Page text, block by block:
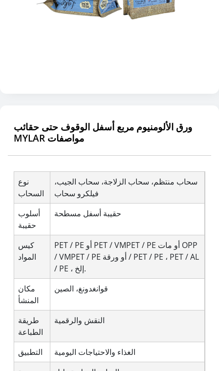
ورق الألومنيوم مربع أسفل الوقوف حتى حقائب
MYLAR مواصفات
نوع
السحاب
سحاب منتظم، سحاب الزلاجة، سحاب الجيب،
فيلكرو سحاب
أسلوب
حقيبة
حقيبة أسفل مسطحة
كيس
المواد
PET / PE أو PET / VMPET / PE أو مات OPP
/ VMPET / PE أو ورقة / PET / PE ، PET / AL
/ PE ، إلخ.
مكان
المنشأ
قوانغدونغ، الصين
طريقة
الطباعة
النقش والرقمية
التطبيق
الغذاء والاحتياجات اليومية